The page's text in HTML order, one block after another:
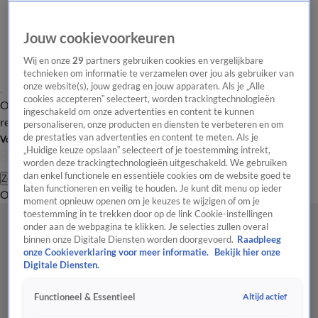
Overzicht Laatste nieuws Regionieuws Het beste van Hart
Tip de
redactie
Volg Hart van Nederland
Zoeken
OverzichtRegioUitzendingenWeerTip de redactiePanelVideo's
Jouw cookievoorkeuren
Wij en onze29 partners gebruiken cookies en vergelijkbare
technieken om informatie te verzamelen over jou als gebruiker van
onze website(s), jouw gedrag en jouw apparaten. Als je „Alle
cookies accepteren” selecteert, worden trackingtechnologieën
ingeschakeld om onze advertenties en content te kunnen
personaliseren, onze producten en diensten te verbeteren en om
de prestaties van advertenties en content te meten. Als je
„Huidige keuze opslaan” selecteert of je toestemming intrekt,
worden deze trackingtechnologieën uitgeschakeld. We gebruiken
dan enkel functionele en essentiële cookies om de website goed te
laten functioneren en veilig te houden. Je kunt dit menu op ieder
moment opnieuw openen om je keuzes te wijzigen of om je
toestemming in te trekken door op de link Cookie-instellingen
onder aan de webpagina te klikken. Je selecties zullen overal
binnen onze Digitale Diensten worden doorgevoerd. Raadpleeg
onze Cookieverklaring voor meer informatie.
Bekijk hier onze
Digitale Diensten.
Functioneel & Essentieel Altijd actief